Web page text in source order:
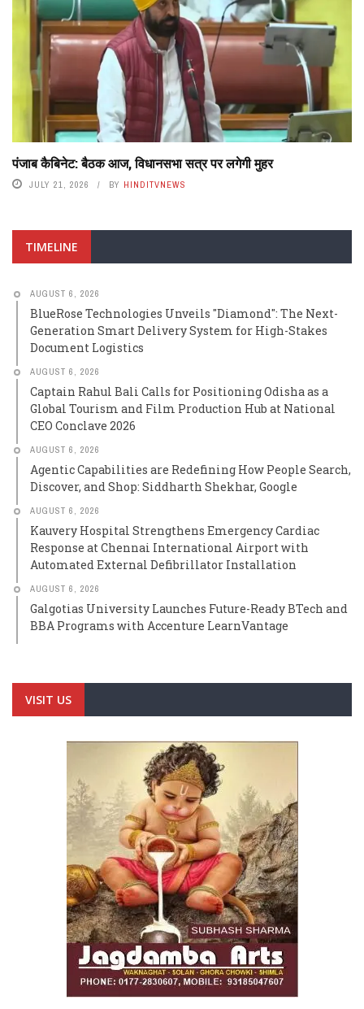
पंजाब कैबिनेट: बैठक आज, विधानसभा सत्र पर लगेगी मुहर
JULY 21, 2026 BY HINDITVNEWS
TIMELINE
AUGUST 6, 2026
BlueRose Technologies Unveils "Diamond": The Next-
Generation Smart Delivery System for High-Stakes
Document Logistics
AUGUST 6, 2026
Captain Rahul Bali Calls for Positioning Odisha as a
Global Tourism and Film Production Hub at National
CEO Conclave 2026
AUGUST 6, 2026
Agentic Capabilities are Redefining How People Search,
Discover, and Shop: Siddharth Shekhar, Google
AUGUST 6, 2026
Kauvery Hospital Strengthens Emergency Cardiac
Response at Chennai International Airport with
Automated External Defibrillator Installation
AUGUST 6, 2026
Galgotias University Launches Future-Ready BTech and
BBA Programs with Accenture LearnVantage
VISIT US